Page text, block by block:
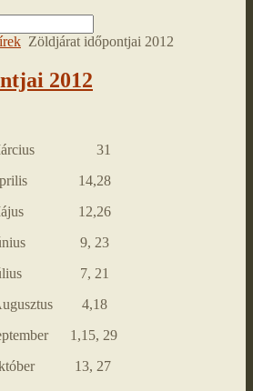
Zöldjárat időpontjai 2012
2012
31
14,28
12,26
9, 23
7, 21
4,18
1,15, 29
13, 27